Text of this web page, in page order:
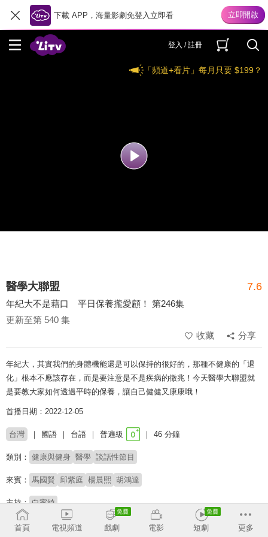
下載 APP，海量影劇免登入立即看
登入 / 註冊
「頻道+看片」每月只要 $199？
醫學大聯盟 7.6
年紀大不是藉口 平日保養攏愛顧！ 第246集
更新至第 540 集
收藏
分享
年紀大，其實我們的身體機能還是可以保持的很好的，那種不健康的「退
化」根本不應該存在，而是要注意是不是疾病的徵兆！今天醫學大聯盟就
是要教大家如何透過平時的保養，讓自己健健又康康哦！
首播日期：2022-12-05
台灣 國語 台語 普遍級 46 分鐘
類別： 健康與健身 醫學 談話性節目
來賓： 馬國賢 邱紫庭 楊晨熙 胡鴻達
主持： 白家綺
# 健康保健 # 醫療 # 談話性節目# 知識問答
首頁 電視頻道 戲劇 電影 短劇 更多